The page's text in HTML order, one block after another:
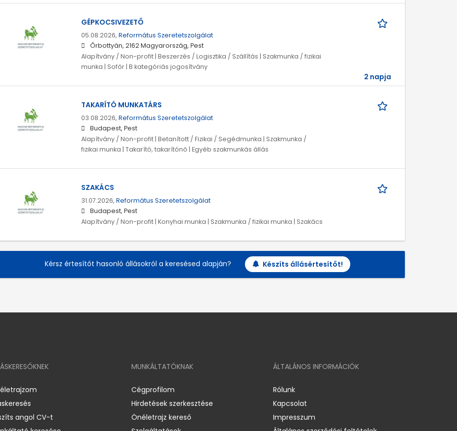
GÉPKOCSIVEZETŐ
05.08.2026, Református Szeretetszolgálat
Őrbottyán, 2162 Magyarország, Pest
Alapítvány / Non-profit | Beszerzés / Logisztika / Szállítás | Szakmunka / fizikai
munka | Sofőr | B kategóriás jogosítvány
2 napja
TAKARÍTÓ MUNKATÁRS
03.08.2026, Református Szeretetszolgálat
Budapest, Pest
Alapítvány / Non-profit | Betanított / Fizikai / Segédmunka | Szakmunka /
fizikai munka | Takarító, takarítónő | Egyéb szakmunkás állás
SZAKÁCS
31.07.2026, Református Szeretetszolgálat
Budapest, Pest
Alapítvány / Non-profit | Konyhai munka | Szakmunka / fizikai munka | Szakács
Kérsz értesítőt hasonló állásokról a keresésed alapján? Készíts állásértesítőt!
angol CV-t
MUNKÁLTATÓKNAK
Cégprofilom
Hirdetések szerkesztése
Önéletrajz kereső
ÁLTALÁNOS INFORMÁCIÓK
Rólunk
Kapcsolat
Impresszum